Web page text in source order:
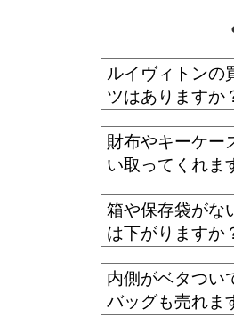
ルイヴィトンの
ツはありますか
財布やキーケー
い取ってくれま
箱や保存袋がな
は下がりますか
内側がベタつい
バッグも売れま